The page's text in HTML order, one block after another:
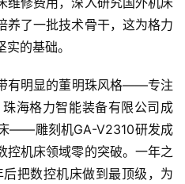
养了一批技术骨干，这为格力
的基础。
有明显的董明珠风格——专注
海格力智能装备有限公司成
——雕刻机GA-V2310研发成
控机床领域零的突破。一年之
把数控机床做到最顶级，为